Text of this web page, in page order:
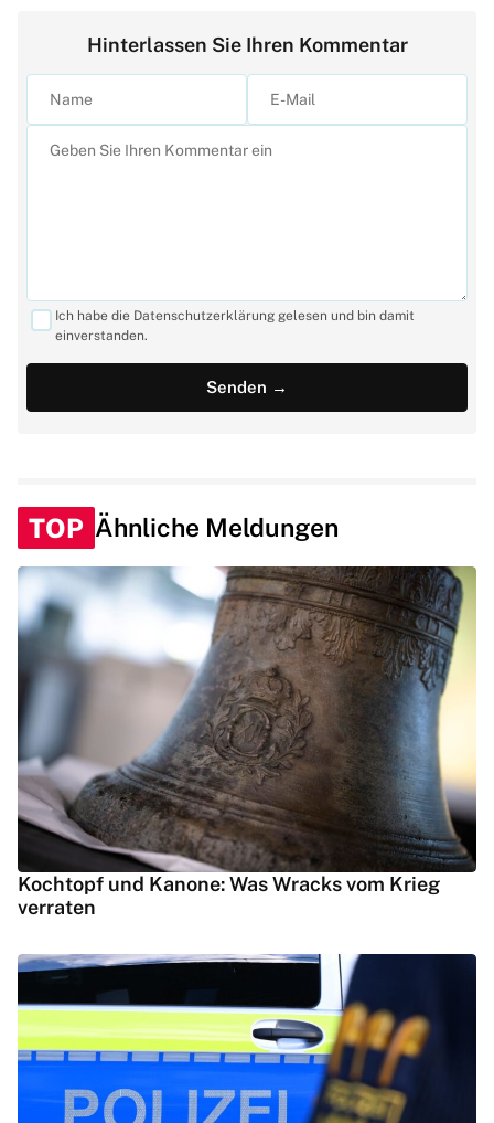
Hinterlassen Sie Ihren Kommentar
Ich habe die Datenschutzerklärung gelesen und bin damit
einverstanden.
TOP Ähnliche Meldungen
Kochtopf und Kanone: Was Wracks vom Krieg
verraten